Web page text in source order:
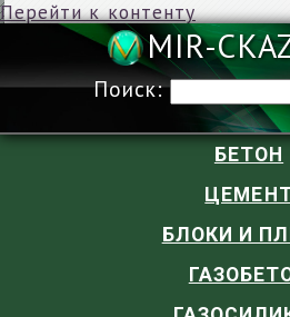
Перейти к контенту
Поиск:
БЕТОН
БЛОКИ И